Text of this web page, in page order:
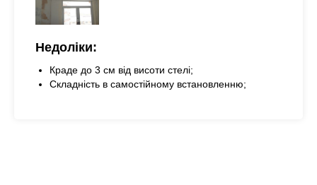
Недоліки:
Краде до 3 см від висоти стелі;
Складність в самостійному встановленню;